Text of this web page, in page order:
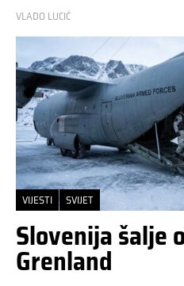
VLADO LUCIĆ
VIJESTI SVIJET
Slovenija šalje
Grenland